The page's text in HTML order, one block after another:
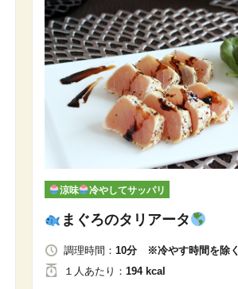
涼味 冷やしてサッパリ
まぐろのタリアータ
調理時間： 10分 ※冷やす時間を除く
１人あたり ： 194 kcal